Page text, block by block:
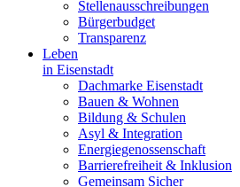
Stellenausschreibungen
Bürgerbudget
Transparenz
Leben
in Eisenstadt
Dachmarke Eisenstadt
Bauen & Wohnen
Bildung & Schulen
Asyl & Integration
Energiegenossenschaft
Barrierefreiheit & Inklusion
Gemeinsam Sicher